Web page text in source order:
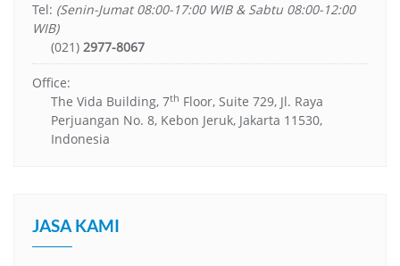
Tel: (Senin-Jumat 08:00-17:00 WIB & Sabtu 08:00-12:00
WIB)
(021) 2977-8067
Office:
The Vida Building, 7th Floor, Suite 729, Jl. Raya
Perjuangan No. 8, Kebon Jeruk, Jakarta 11530,
Indonesia
JASA KAMI